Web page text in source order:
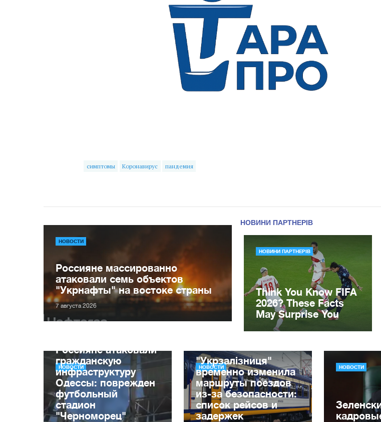
симптомы Коронавирус пандемия
НОВОСТИ
Россияне массированно
атаковали семь объектов
"Укрнафты" на востоке страны
7 августа 2026
НОВОСТИ
Россияне атаковали
гражданскую
инфраструктуру
Одессы: поврежден
футбольный
стадион
"Черноморец"
НОВОСТИ
"Укрзалізниця"
временно изменила
маршруты поездов
из-за безопасности:
список рейсов и
задержек
НОВОСТИ